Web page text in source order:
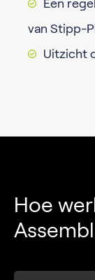
Een
van Stipp-
Uitzicht
Hoe